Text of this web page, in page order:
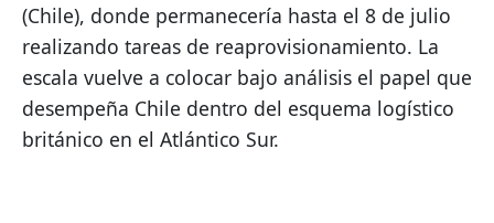
(Chile), donde permanecería hasta el 8 de julio
realizando tareas de reaprovisionamiento. La
escala vuelve a colocar bajo análisis el papel que
desempeña Chile dentro del esquema logístico
británico en el Atlántico Sur.